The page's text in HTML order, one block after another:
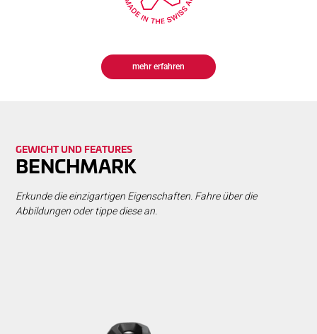
mehr erfahren
GEWICHT UND FEATURES
BENCH­MARK
Erkunde die einzigartigen Eigenschaften. Fahre über die
Abbildungen oder tippe diese an.